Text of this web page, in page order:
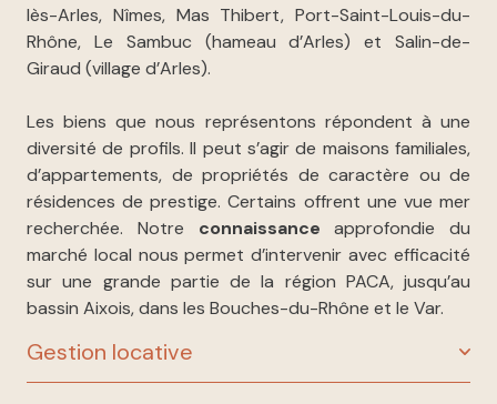
lès-Arles, Nîmes, Mas Thibert, Port-Saint-Louis-du-
Rhône, Le Sambuc (hameau d’Arles) et Salin-de-
Giraud (village d’Arles).
Les biens que nous représentons répondent à une
diversité de profils. Il peut s’agir de maisons familiales,
d’appartements, de propriétés de caractère ou de
résidences de prestige. Certains offrent une vue mer
recherchée. Notre connaissance approfondie du
marché local nous permet d’intervenir avec efficacité
sur une grande partie de la région PACA, jusqu’au
bassin Aixois, dans les Bouches-du-Rhône et le Var.
Gestion locative